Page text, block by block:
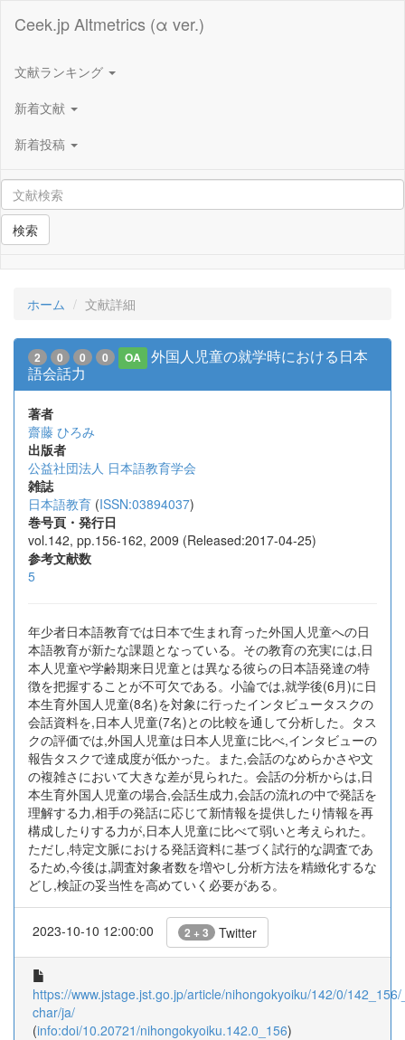
Ceek.jp Altmetrics (α ver.)
文献ランキング
新着文献
新着投稿
検索
ホーム 文献詳細
2 0 0 0 OA
外国人児童の就学時における日本
語会話力
著者
齋藤 ひろみ
出版者
公益社団法人 日本語教育学会
雑誌
日本語教育 (ISSN:03894037)
巻号頁・発行日
vol.142, pp.156-162, 2009 (Released:2017-04-25)
参考文献数
5
年少者日本語教育では日本で生まれ育った外国人児童への日
本語教育が新たな課題となっている。その教育の充実には,日
本人児童や学齢期来日児童とは異なる彼らの日本語発達の特
徴を把握することが不可欠である。小論では,就学後(6月)に日
本生育外国人児童(8名)を対象に行ったインタビュータスクの
会話資料を,日本人児童(7名)との比較を通して分析した。タス
クの評価では,外国人児童は日本人児童に比べ,インタビューの
報告タスクで達成度が低かった。また,会話のなめらかさや文
の複雑さにおいて大きな差が見られた。会話の分析からは,日
本生育外国人児童の場合,会話生成力,会話の流れの中で発話を
理解する力,相手の発話に応じて新情報を提供したり情報を再
構成したりする力が,日本人児童に比べて弱いと考えられた。
ただし,特定文脈における発話資料に基づく試行的な調査であ
るため,今後は,調査対象者数を増やし分析方法を精緻化するな
どし,検証の妥当性を高めていく必要がある。
2023-10-10 12:00:00 2 + 3 Twitter
https://www.jstage.jst.go.jp/article/nihongokyoiku/142/0/
char/ja/
(info:doi/10.20721/nihongokyoiku.142.0_156)